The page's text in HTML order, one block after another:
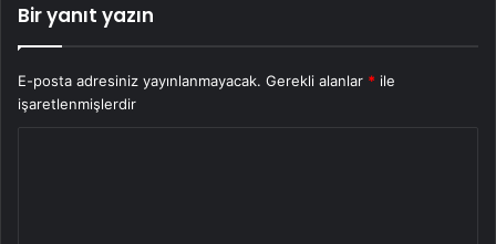
Bir yanıt yazın
E-posta adresiniz yayınlanmayacak. Gerekli alanlar * ile
işaretlenmişlerdir